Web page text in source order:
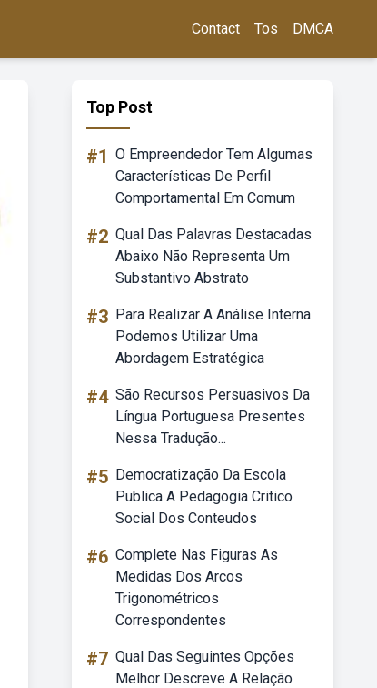
Contact Tos DMCA
Top Post
#1 O Empreendedor Tem Algumas
Características De Perfil
Comportamental Em Comum
#2 Qual Das Palavras Destacadas
Abaixo Não Representa Um
Substantivo Abstrato
#3 Para Realizar A Análise Interna
Podemos Utilizar Uma
Abordagem Estratégica
#4 São Recursos Persuasivos Da
Língua Portuguesa Presentes
Nessa Tradução...
#5 Democratização Da Escola
Publica A Pedagogia Critico
Social Dos Conteudos
#6 Complete Nas Figuras As
Medidas Dos Arcos
Trigonométricos
Correspondentes
#7 Qual Das Seguintes Opções
Melhor Descreve A Relação